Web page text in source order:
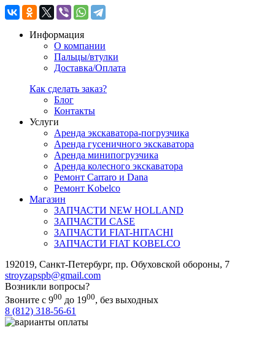
Информация
О компании
Пальцы/втулки
Доставка/Оплата
Как сделать заказ?
Блог
Контакты
Услуги
Аренда экскаватора-погрузчика
Аренда гусеничного экскаватора
Аренда минипогрузчика
Аренда колесного экскаватора
Ремонт Carraro и Dana
Ремонт Kobelco
Магазин
ЗАПЧАСТИ NEW HOLLAND
ЗАПЧАСТИ CASE
ЗАПЧАСТИ FIAT-HITACHI
ЗАПЧАСТИ FIAT KOBELCO
192019, Санкт-Петербург, пр. Обуховской обороны, 7
stroyzapspb@gmail.com
Возникли вопросы?
Звоните с 900 до 1900, без выходных
8 (812) 318-56-61